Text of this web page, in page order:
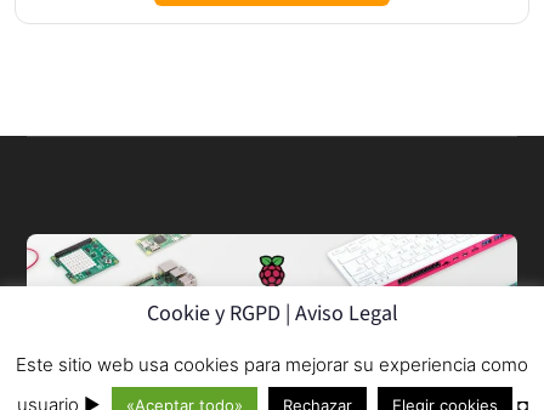
© 2013–2026
Cookie y RGPD | Aviso Legal
Este sitio web usa cookies para mejorar su experiencia como
usuario ►
«Aceptar todo» Rechazar Elegir cookies ◘